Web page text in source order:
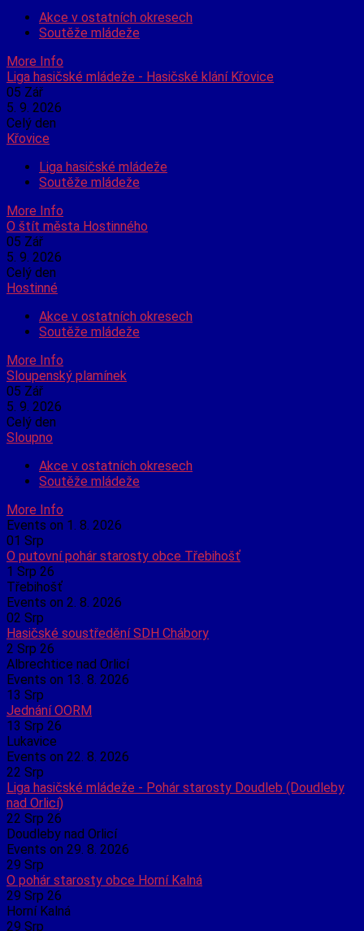
Akce v ostatních okresech
Soutěže mládeže
More Info
Liga hasičské mládeže - Hasičské klání Křovice
05 Zář
5. 9. 2026
Celý den
Křovice
Liga hasičské mládeže
Soutěže mládeže
More Info
O štít města Hostinného
05 Zář
5. 9. 2026
Celý den
Hostinné
Akce v ostatních okresech
Soutěže mládeže
More Info
Sloupenský plamínek
05 Zář
5. 9. 2026
Celý den
Sloupno
Akce v ostatních okresech
Soutěže mládeže
More Info
Events on 1. 8. 2026
01 Srp
O putovní pohár starosty obce Třebihošť
1 Srp 26
Třebihošť
Events on 2. 8. 2026
02 Srp
Hasičské soustředění SDH Chábory
2 Srp 26
Albrechtice nad Orlicí
Events on 13. 8. 2026
13 Srp
Jednání OORM
13 Srp 26
Lukavice
Events on 22. 8. 2026
22 Srp
Liga hasičské mládeže - Pohár starosty Doudleb (Doudleby
nad Orlicí)
22 Srp 26
Doudleby nad Orlicí
Events on 29. 8. 2026
29 Srp
O pohár starosty obce Horní Kalná
29 Srp 26
Horní Kalná
29 Srp